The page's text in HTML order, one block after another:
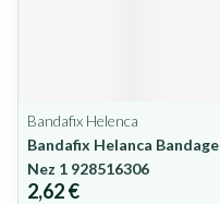
Bandafix Helenca
Bandafix Helanca Bandage
Nez 1 928516306
2,62 €